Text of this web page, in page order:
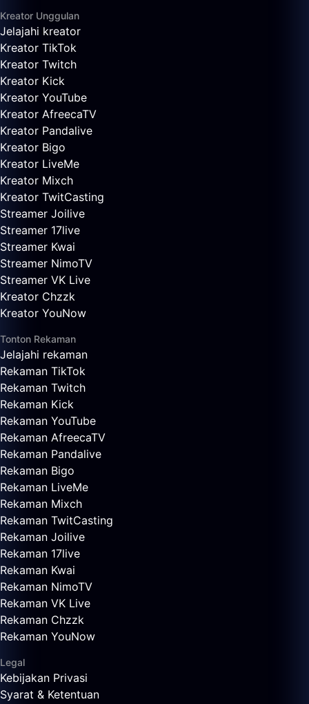
Kreator Unggulan
Jelajahi kreator
Kreator TikTok
Kreator Twitch
Kreator Kick
Kreator YouTube
Kreator AfreecaTV
Kreator Pandalive
Kreator Bigo
Kreator LiveMe
Kreator Mixch
Kreator TwitCasting
Streamer Joilive
Streamer 17live
Streamer Kwai
Streamer NimoTV
Streamer VK Live
Kreator Chzzk
Kreator YouNow
Tonton Rekaman
Jelajahi rekaman
Rekaman TikTok
Rekaman Twitch
Rekaman Kick
Rekaman YouTube
Rekaman AfreecaTV
Rekaman Pandalive
Rekaman Bigo
Rekaman LiveMe
Rekaman Mixch
Rekaman TwitCasting
Rekaman Joilive
Rekaman 17live
Rekaman Kwai
Rekaman NimoTV
Rekaman VK Live
Rekaman Chzzk
Rekaman YouNow
Legal
Kebijakan Privasi
Syarat & Ketentuan